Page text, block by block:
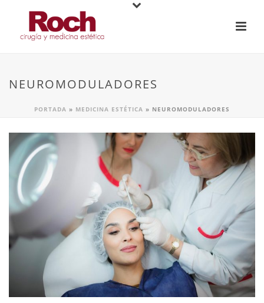
NEUROMODULADORES
PORTADA » MEDICINA ESTÉTICA » NEUROMODULADORES